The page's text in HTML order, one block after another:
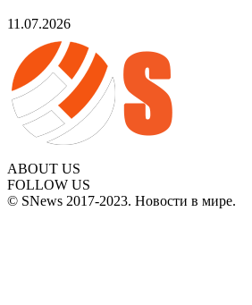
11.07.2026
ABOUT US
FOLLOW US
© SNews 2017-2023. Новости в мире.